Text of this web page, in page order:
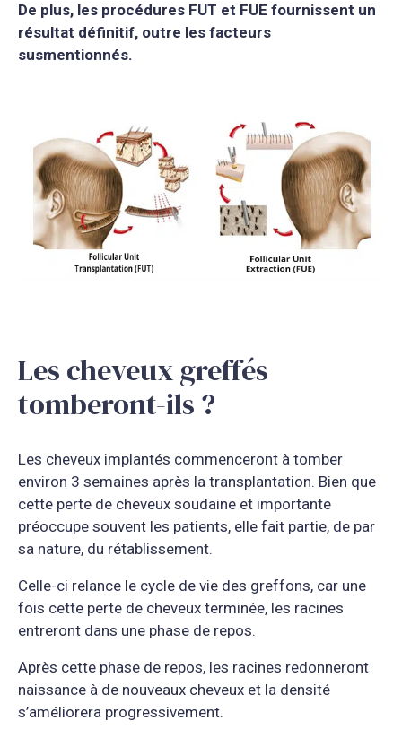
De plus, les procédures FUT et FUE fournissent un
résultat définitif, outre les facteurs
susmentionnés.
Les cheveux greffés
tomberont-ils ?
Les cheveux implantés commenceront à tomber
environ 3 semaines après la transplantation. Bien que
cette perte de cheveux soudaine et importante
préoccupe souvent les patients, elle fait partie, de par
sa nature, du rétablissement.
Celle-ci relance le cycle de vie des greffons, car une
fois cette perte de cheveux terminée, les racines
entreront dans une phase de repos.
Après cette phase de repos, les racines redonneront
naissance à de nouveaux cheveux et la densité
s’améliorera progressivement.